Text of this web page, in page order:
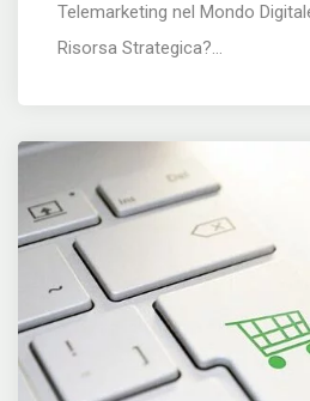
Telemarketing nel Mondo
Risorsa Strategica?…